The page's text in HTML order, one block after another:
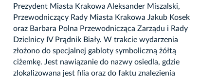
Prezydent Miasta Krakowa Aleksander Miszalski,
Przewodniczący Rady Miasta Krakowa Jakub Kosek
oraz Barbara Polna Przewodnicząca Zarządu i Rady
Dzielnicy IV Prądnik Biały. W trakcie wydarzenia
złożono do specjalnej gabloty symboliczną żółtą
ciżemkę. Jest nawiązanie do nazwy osiedla, gdzie
zlokalizowana jest filia oraz do faktu znalezienia